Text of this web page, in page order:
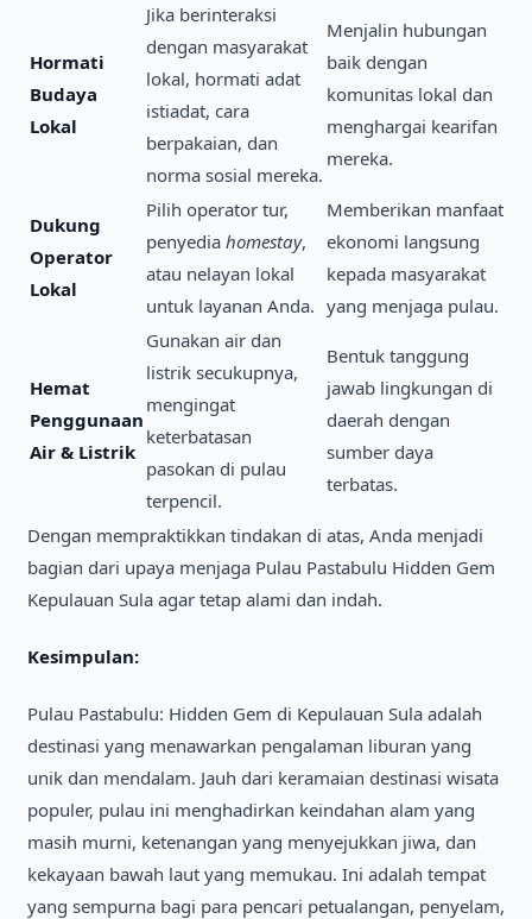
Hormati
Budaya
Lokal
Jika berinteraksi
dengan masyarakat
lokal, hormati adat
istiadat, cara
berpakaian, dan
norma sosial mereka.
Menjalin hubungan
baik dengan
komunitas lokal dan
menghargai kearifan
mereka.
Dukung
Operator
Lokal
Pilih operator tur,
penyedia homestay,
atau nelayan lokal
untuk layanan Anda.
Memberikan manfaat
ekonomi langsung
kepada masyarakat
yang menjaga pulau.
Hemat
Penggunaan
Air & Listrik
Gunakan air dan
listrik secukupnya,
mengingat
keterbatasan
pasokan di pulau
terpencil.
Bentuk tanggung
jawab lingkungan di
daerah dengan
sumber daya
terbatas.
Dengan mempraktikkan tindakan di atas, Anda menjadi
bagian dari upaya menjaga Pulau Pastabulu Hidden Gem
Kepulauan Sula agar tetap alami dan indah.
Kesimpulan:
Pulau Pastabulu: Hidden Gem di Kepulauan Sula adalah
destinasi yang menawarkan pengalaman liburan yang
unik dan mendalam. Jauh dari keramaian destinasi wisata
populer, pulau ini menghadirkan keindahan alam yang
masih murni, ketenangan yang menyejukkan jiwa, dan
kekayaan bawah laut yang memukau. Ini adalah tempat
yang sempurna bagi para pencari petualangan, penyelam,